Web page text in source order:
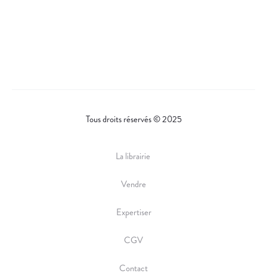
Tous droits réservés © 2025
La librairie
Vendre
Expertiser
CGV
Contact